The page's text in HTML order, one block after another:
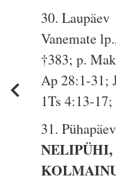
30. Laupäev
Vanemate
†383; p.
Ap 28:1-31;
1Ts 4:13-
31. Pühapäev
NELIPÜHI,